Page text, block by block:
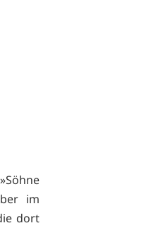
im
dort